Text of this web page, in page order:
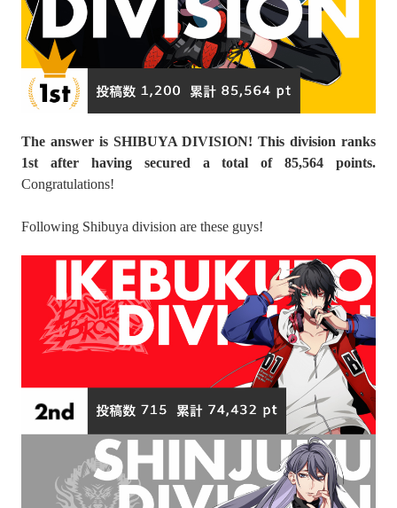
The answer is SHIBUYA DIVISION! This division ranks
1st after having secured a total of 85,564 points.
Congratulations!
Following Shibuya division are these guys!